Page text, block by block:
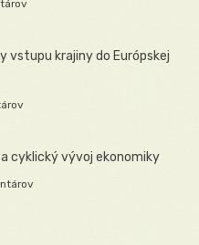
vstupu krajiny do Európskej
cyklický vývoj ekonomiky